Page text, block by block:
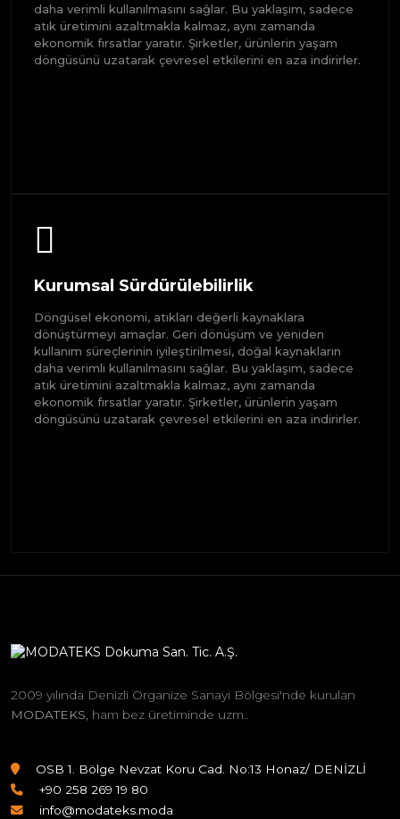
daha verimli kullanılmasını sağlar. Bu yaklaşım, sadece
atık üretimini azaltmakla kalmaz, aynı zamanda
ekonomik fırsatlar yaratır. Şirketler, ürünlerin yaşam
döngüsünü uzatarak çevresel etkilerini en aza indirirler.
Kurumsal Sürdürülebilirlik
Döngüsel ekonomi, atıkları değerli kaynaklara
dönüştürmeyi amaçlar. Geri dönüşüm ve yeniden
kullanım süreçlerinin iyileştirilmesi, doğal kaynakların
daha verimli kullanılmasını sağlar. Bu yaklaşım, sadece
atık üretimini azaltmakla kalmaz, aynı zamanda
ekonomik fırsatlar yaratır. Şirketler, ürünlerin yaşam
döngüsünü uzatarak çevresel etkilerini en aza indirirler.
2009 yılında Denizli Organize Sanayi Bölgesi'nde kurulan
MODATEKS, ham bez üretiminde uzm..
OSB 1. Bölge Nevzat Koru Cad. No:13 Honaz/ DENİZLİ
+90 258 269 19 80
info@modateks.moda